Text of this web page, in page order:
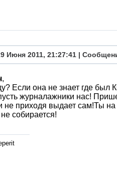
Июня 2011, 21:27:41 |
,
Если она не знает где был
журналажники нас!
приходя выдает сам!Ты на
собирается!